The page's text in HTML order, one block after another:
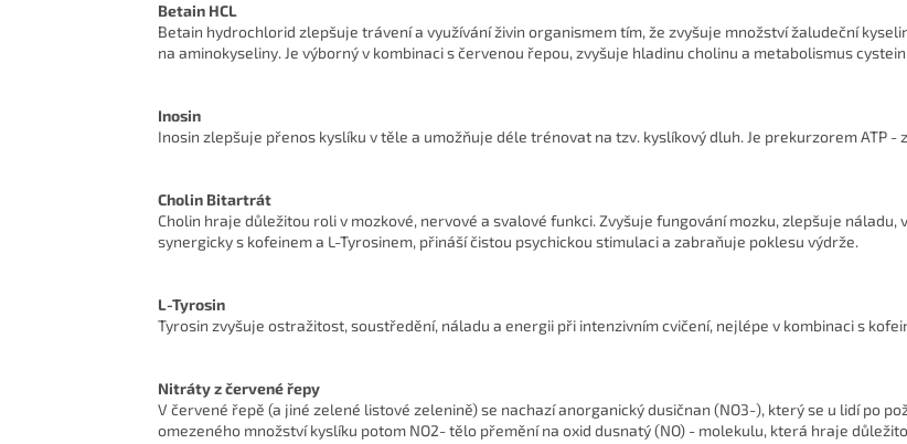
Betain HCL
Betain hydrochlorid zlepšuje trávení a využívání živin organismem tím, že zvyšuje množství žaludeční
na aminokyseliny. Je výborný v kombinaci s červenou řepou, zvyšuje hladinu cholinu a metabolismus
Inosin
Inosin zlepšuje přenos kyslíku v těle a umožňuje déle trénovat na tzv. kyslíkový dluh. Je prekurzorem ATP -
Cholin Bitartrát
Cholin hraje důležitou roli v mozkové, nervové a svalové funkci. Zvyšuje fungování mozku, zlepšuje
synergicky s kofeinem a L-Tyrosinem, přináší čistou psychickou stimulaci a zabraňuje poklesu výdrže.
L-Tyrosin
Tyrosin zvyšuje ostražitost, soustředění, náladu a energii při intenzivním cvičení, nejlépe v kombinaci s
Nitráty z červené řepy
V červené řepě (a jiné zelené listové zelenině) se nachazí anorganický dusičnan (NO3-), který se u lidí po
omezeného množství kyslíku potom NO2- tělo přemění na oxid dusnatý (NO) - molekulu, která hraje